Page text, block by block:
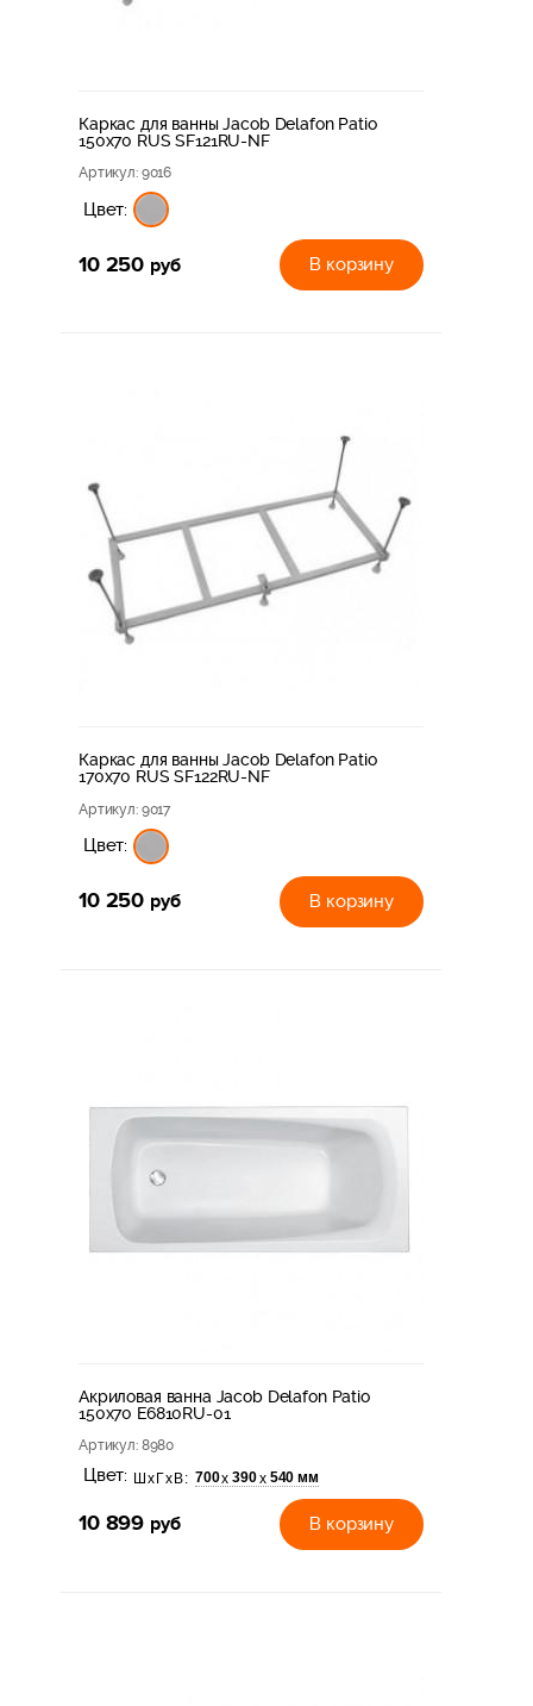
Каркас для ванны Jacob Delafon Patio
150x70 RUS SF121RU-NF
Артикул: 9016
Цвет:
10 250 руб В корзину
Каркас для ванны Jacob Delafon Patio
170x70 RUS SF122RU-NF
Артикул: 9017
Цвет:
10 250 руб В корзину
Акриловая ванна Jacob Delafon Patio
150x70 E6810RU-01
Артикул: 8980
Цвет: ШхГхВ: 700х 390х 540 мм
10 899 руб В корзину